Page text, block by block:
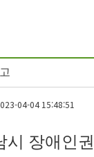
04-04 15:48:51
시 장애인